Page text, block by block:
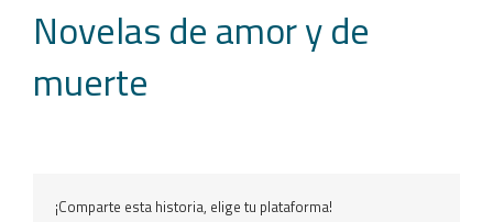
Novelas de amor y de
muerte
¡Comparte esta historia, elige tu plataforma!